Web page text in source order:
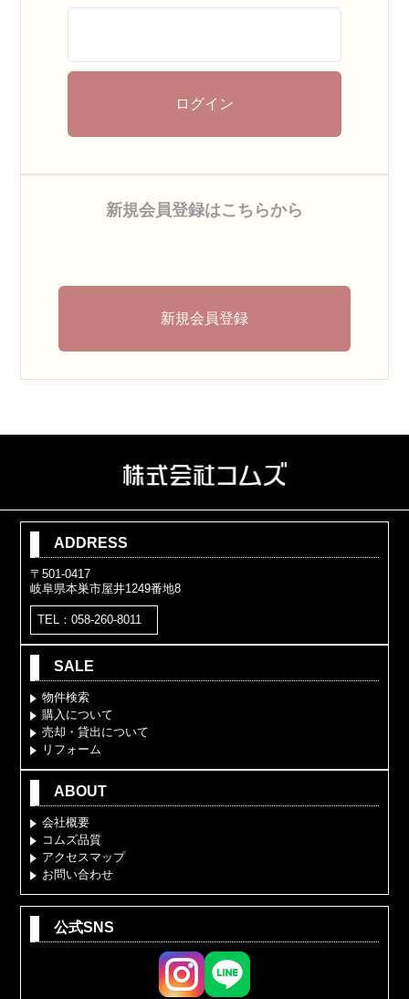
ログイン
新規会員登録はこちらから
新規会員登録
ADDRESS
〒501-0417
岐阜県本巣市屋井1249番地8
TEL：058-260-8011
SALE
物件検索
購入について
売却・貸出について
リフォーム
ABOUT
会社概要
コムズ品質
アクセスマップ
お問い合わせ
公式SNS